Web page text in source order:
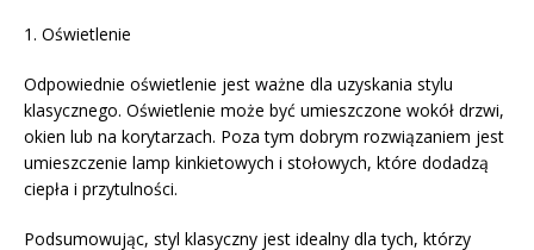
1. Oświetlenie
Odpowiednie oświetlenie jest ważne dla uzyskania stylu
klasycznego. Oświetlenie może być umieszczone wokół drzwi,
okien lub na korytarzach. Poza tym dobrym rozwiązaniem jest
umieszczenie lamp kinkietowych i stołowych, które dodadzą
ciepła i przytulności.
Podsumowując, styl klasyczny jest idealny dla tych, którzy